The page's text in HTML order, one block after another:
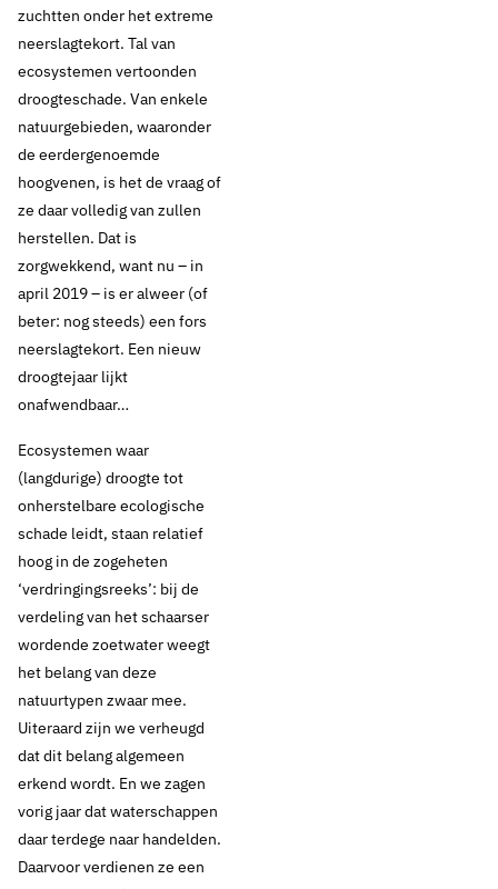
zuchtten onder het extreme
neerslagtekort. Tal van
ecosystemen vertoonden
droogteschade. Van enkele
natuurgebieden, waaronder
de eerdergenoemde
hoogvenen, is het de vraag of
ze daar volledig van zullen
herstellen. Dat is
zorgwekkend, want nu – in
april 2019 – is er alweer (of
beter: nog steeds) een fors
neerslagtekort. Een nieuw
droogtejaar lijkt
onafwendbaar…
Ecosystemen waar
(langdurige) droogte tot
onherstelbare ecologische
schade leidt, staan relatief
hoog in de zogeheten
‘verdringingsreeks’: bij de
verdeling van het schaarser
wordende zoetwater weegt
het belang van deze
natuurtypen zwaar mee.
Uiteraard zijn we verheugd
dat dit belang algemeen
erkend wordt. En we zagen
vorig jaar dat waterschappen
daar terdege naar handelden.
Daarvoor verdienen ze een